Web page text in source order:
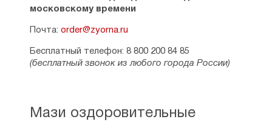
московскому времени
Почта: order@zyorna.ru
Бесплатный телефон: 8 800 200 84 85
(бесплатный звонок из любого города России)
Мази оздоровительные